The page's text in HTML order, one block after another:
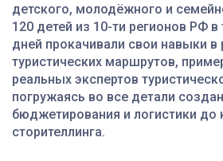
детского, молодёжного и
120 детей из 10-ти регионов РФ в
дней прокачивали свои навыки в
туристических маршрутов,
реальных экспертов
погружаясь во все детали
бюджетирования и логистики до
сторителлинга.